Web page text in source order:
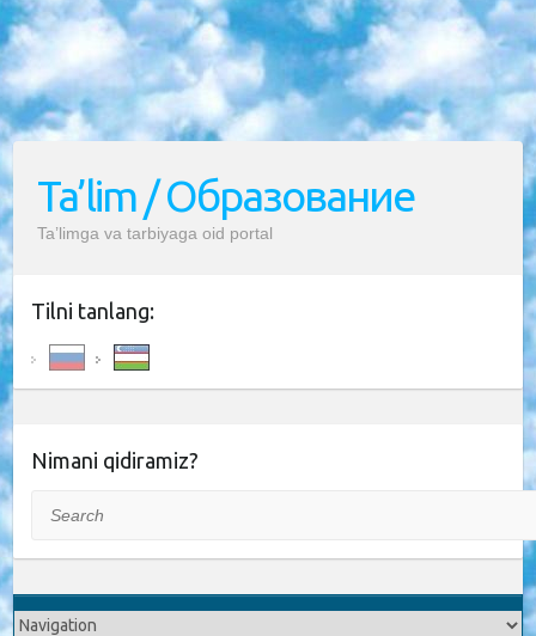
Ta’lim / Образование
Ta’limga va tarbiyaga oid portal
Tilni tanlang:
Nimani qidiramiz?